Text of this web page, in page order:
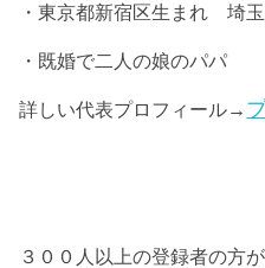
・東京都新宿区生まれ 埼
・既婚で二人の娘のパパ
詳しい代表プロフィール→
３００人以上の登録者の方